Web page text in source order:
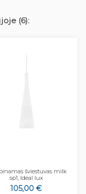
(6):
šviestuvas milk
sp1, Ideal lux
105,00 €